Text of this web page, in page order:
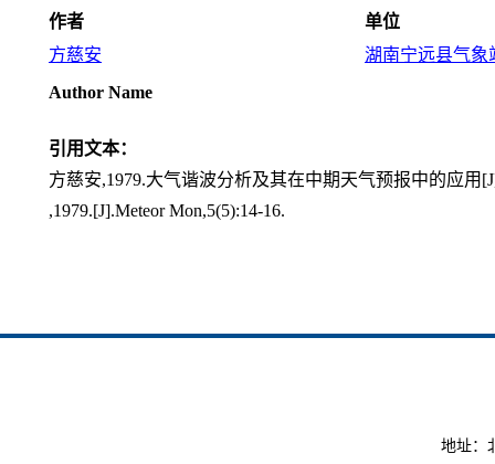
作者
单位
方慈安
湖南宁远县气象
Author Name
引用文本：
方慈安,1979.大气谐波分析及其在中期天气预报中的应用
,1979.[J].Meteor Mon,5(5):14-16.
地址：